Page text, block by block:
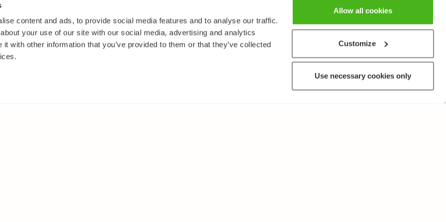
content and ads, to provide social media features and to analyse our traffic.
your use of our site with our social media, advertising and analytics
with other information that you’ve provided to them or that they’ve collected
Allow all cookies
Customize
Use necessary cookies only